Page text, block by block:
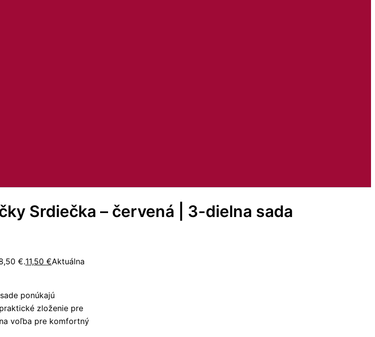
Srdiečka – červená | 3-dielna sada
€.11,50 €Aktuálna
ponúkajú
zloženie pre
voľba pre komfortný